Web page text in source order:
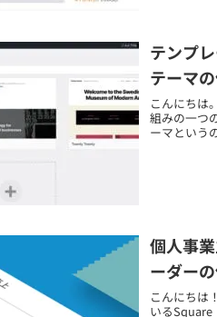
テンプ
テーマ
こんにちは
組みの一つ
ーマという
個人事
ーダー
こんにちは
いるSquare